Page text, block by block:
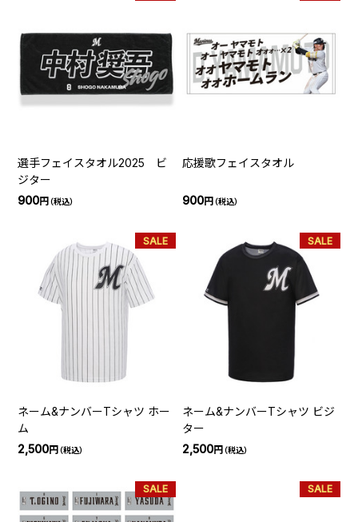
選手フェイスタオル2025 ビ
ジター
900円（税込）
応援歌フェイスタオル
900円（税込）
SALE
ネーム&ナンバーTシャツ ホー
ム
2,500円（税込）
SALE
ネーム&ナンバーTシャツ ビジ
ター
2,500円（税込）
SALE SALE